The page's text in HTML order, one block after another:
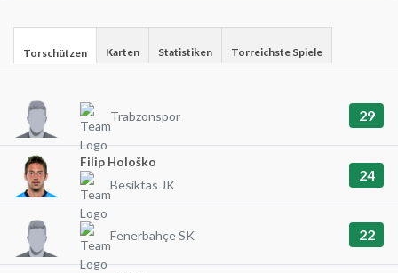
Torschützen Karten Statistiken Torreichste Spiele
Trabzonspor 29
Filip Hološko
Besiktas JK
24
Fenerbahçe SK 22